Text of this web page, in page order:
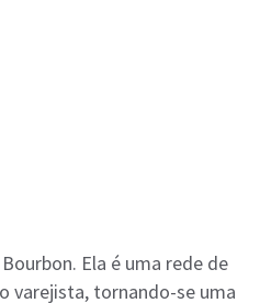
Ela é uma rede de
varejista, tornando-se uma